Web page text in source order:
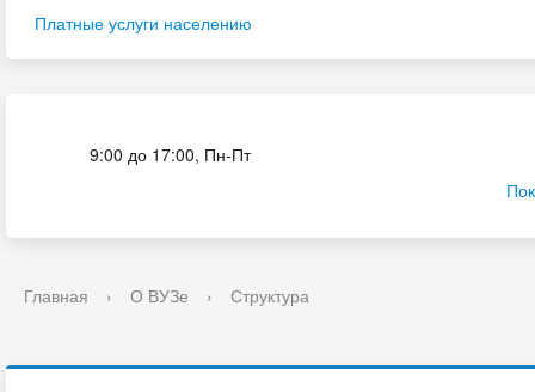
Платные услуги населению
9:00 до 17:00, Пн-Пт
Главная › О ВУЗе › Структура